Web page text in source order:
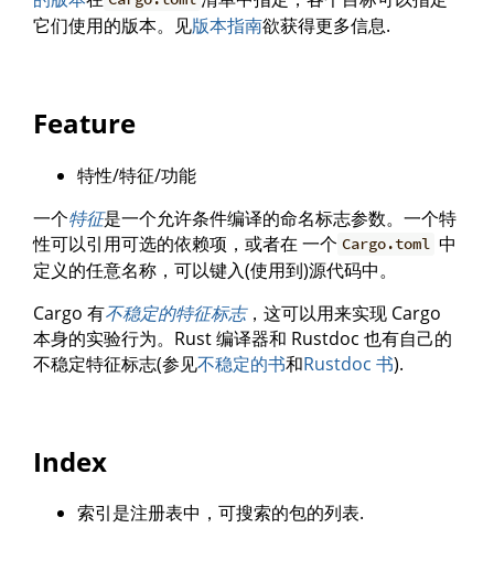
它们使用的版本。见版本指南欲获得更多信息.
Feature
特性/特征/功能
一个特征是一个允许条件编译的命名标志参数。一个特
性可以引用可选的依赖项，或者在 一个 Cargo.toml 中
定义的任意名称，可以键入(使用到)源代码中。
Cargo 有不稳定的特征标志，这可以用来实现 Cargo
本身的实验行为。Rust 编译器和 Rustdoc 也有自己的
不稳定特征标志(参见不稳定的书和Rustdoc 书).
Index
索引是注册表中，可搜索的包的列表.